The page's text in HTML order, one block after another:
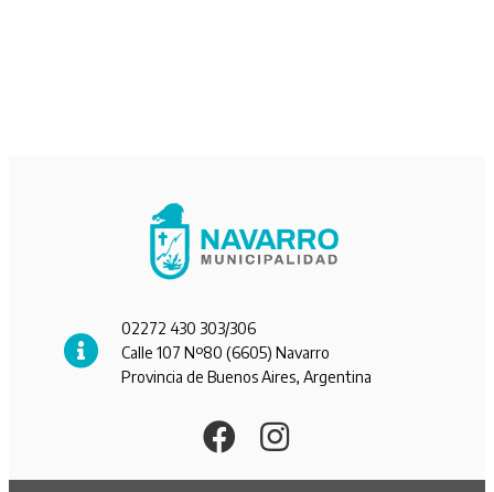
02272 430 303/306
Calle 107 Nº80 (6605) Navarro
Provincia de Buenos Aires, Argentina